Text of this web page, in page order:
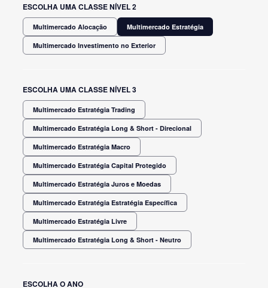
ESCOLHA UMA CLASSE NÍVEL 2
Multimercado Alocação Multimercado Estratégia
Multimercado Investimento no Exterior
ESCOLHA UMA CLASSE NÍVEL 3
Multimercado Estratégia Trading
Multimercado Estratégia Long & Short - Direcional
Multimercado Estratégia Macro
Multimercado Estratégia Capital Protegido
Multimercado Estratégia Juros e Moedas
Multimercado Estratégia Estratégia Específica
Multimercado Estratégia Livre
Multimercado Estratégia Long & Short - Neutro
ESCOLHA O ANO